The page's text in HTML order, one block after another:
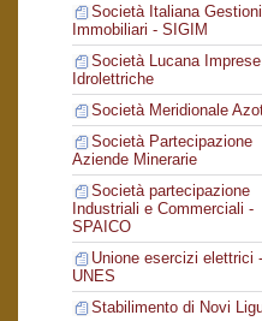
Società Italiana Gestioni
Immobiliari - SIGIM
Società Lucana Imprese
Idrolettriche
Società Meridionale
Società Partecipazione
Aziende Minerarie
Società partecipazione
Industriali e Commerciali -
SPAICO
Unione esercizi elettrici -
UNES
Stabilimento di Novi